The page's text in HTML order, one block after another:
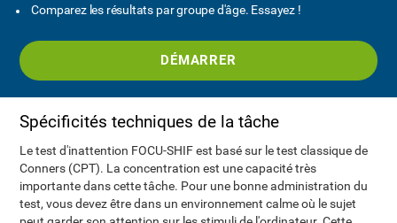
Comparez les résultats par groupe d'âge. Essayez !
DÉMARRER
Spécificités techniques de la tâche
Le test d'inattention FOCU-SHIF est basé sur le test classique de
Conners (CPT). La concentration est une capacité très
importante dans cette tâche. Pour une bonne administration du
test, vous devez être dans un environnement calme où le sujet